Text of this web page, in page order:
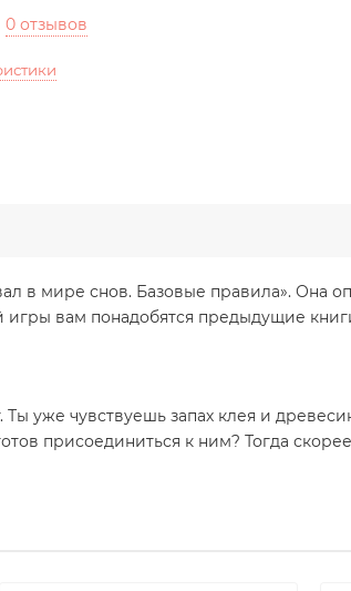
0 отзывов
в мире снов. Базовые правила». Она
игры вам понадобятся предыдущие
уже чувствуешь запах клея и
присоединиться к ним? Тогда